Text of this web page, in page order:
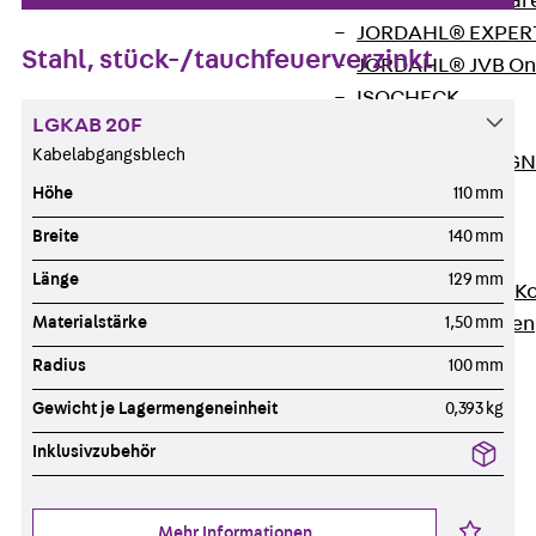
JORDAHL®
JORDAHL® JVB
ISOCHECK
FERBOX®-
Zurück Services
Beratung, Planung,
Individuelle Lösungen
Ausbau
Ausbau
Kabeltragsysteme
Stahl, stück-/tauchfeuerverzinkt
LGKAB 20F
Kabelabgangsblech
Höhe 110 mm
Breite 140 mm
Länge 129 mm
Materialstärke 1,50 mm
Radius 100 mm
Gewicht je Lagermengeneinheit 0,393 kg
Inklusivzubehör